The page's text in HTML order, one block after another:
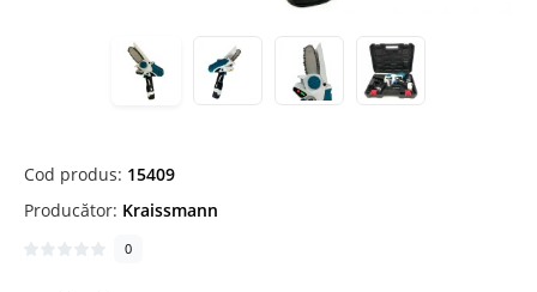
Cod produs: 15409
Producător: Kraissmann
0